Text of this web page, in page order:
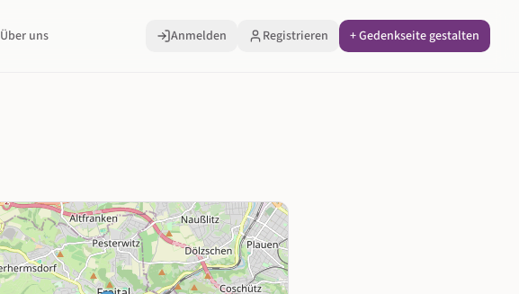
Über uns Anmelden Registrieren + Gedenkseite gestalten